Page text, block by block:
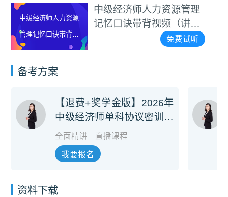
中级经济师人力资源
管理记忆口诀带背视
频（讲师：罗思敏）
中级经济师人力资源管理
记忆口诀带背视频（讲
免费试听
备考方案
【退费+奖学金版】2026年
中级经济师单科协议密训旗
舰班
全面精讲 直播课程
我要报名
资料下载